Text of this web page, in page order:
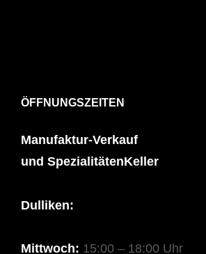
ÖFFNUNGSZEITEN
Manufaktur-Verkauf
und SpezialitätenKeller
Dulliken:
Mittwoch: 15:00 – 18:00 Uhr